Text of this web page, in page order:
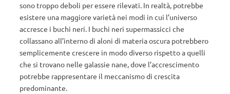
sono troppo deboli per essere rilevati. In realtà, potrebbe
esistere una maggiore varietà nei modi in cui l’universo
accresce i buchi neri. I buchi neri supermassicci che
collassano all’interno di aloni di materia oscura potrebbero
semplicemente crescere in modo diverso rispetto a quelli
che si trovano nelle galassie nane, dove l’accrescimento
potrebbe rappresentare il meccanismo di crescita
predominante.